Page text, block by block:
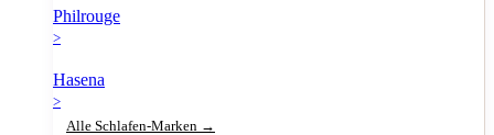
Philrouge
>
Hasena
>
Alle Schlafen-Marken →